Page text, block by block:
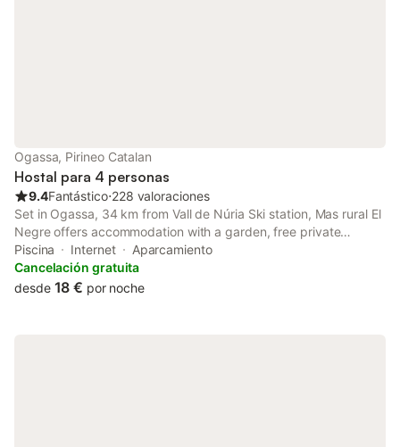
Ogassa, Pirineo Catalan
Hostal para 4 personas
9.4Fantástico⋅228 valoraciones
Set in Ogassa, 34 km from Vall de Núria Ski station, Mas rural El
Negre offers accommodation with a garden, free private
parking, a terrace and a restaurant. Boasting a shared kitchen,
this property also provides guests with a barbecue.
Piscina Internet
Aparcamiento
Cancelación gratuita
desde 18 € por noche